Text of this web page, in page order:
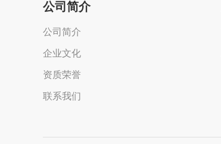
公司简介
公司简介
企业文化
资质荣誉
联系我们